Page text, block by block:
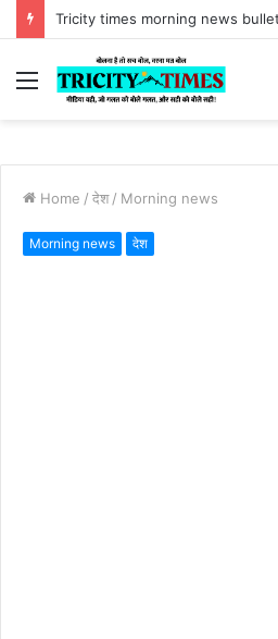
Tricity times morning news
Menu
Home / देश / Morning news
Morning news देश